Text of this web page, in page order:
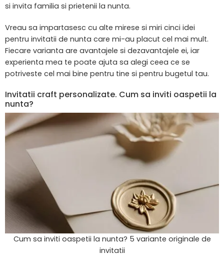
si invita familia si prietenii la nunta.
Vreau sa impartasesc cu alte mirese si miri cinci idei
pentru invitatii de nunta care mi-au placut cel mai mult.
Fiecare varianta are avantajele si dezavantajele ei, iar
experienta mea te poate ajuta sa alegi ceea ce se
potriveste cel mai bine pentru tine si pentru bugetul tau.
Invitatii craft personalizate. Cum sa inviti oaspetii la
nunta?
Cum sa inviti oaspetii la nunta? 5 variante originale de
invitatii